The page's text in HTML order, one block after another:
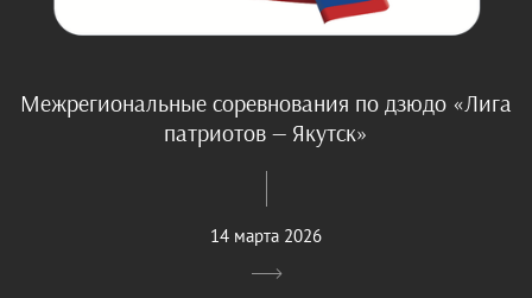
Межрегиональные соревнования по дзюдо «Лига
патриотов — Якутск»
14 марта 2026